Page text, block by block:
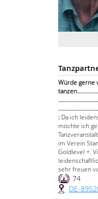
Würde gerne
: Da ich
möchte ich
im Verein
Goldlevel +.
sehr freuen
74
DE-